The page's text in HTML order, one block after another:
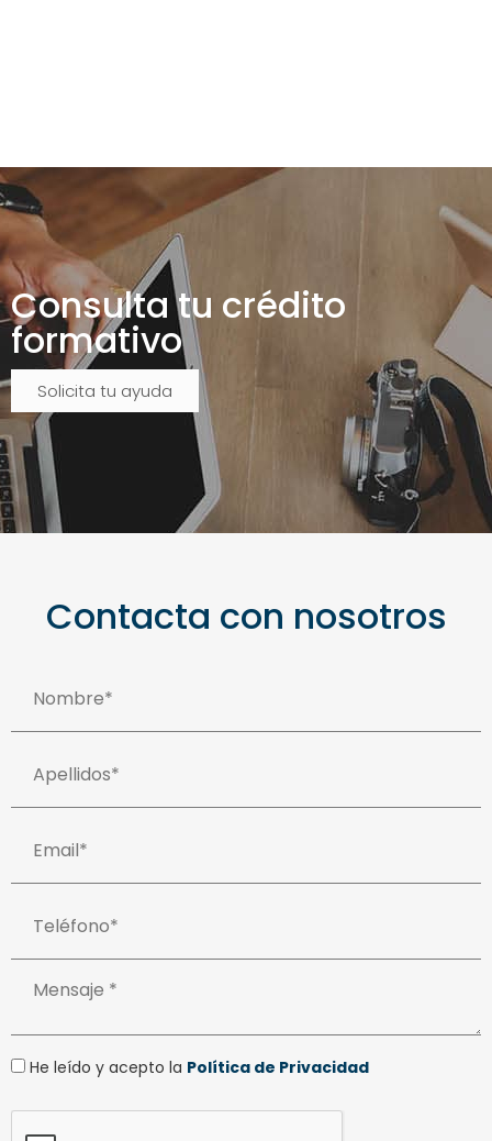
Consulta tu crédito
formativo
Solicita tu ayuda
Contacta con nosotros
He leído y acepto la Política de Privacidad